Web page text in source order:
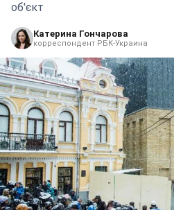
об'єкт
Катерина Гончарова
корреспондент РБК-Украина